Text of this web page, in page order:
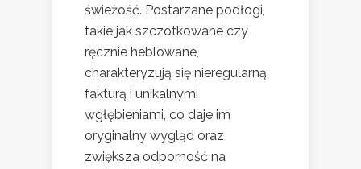
świeżość. Postarzane podłogi,
takie jak szczotkowane czy
ręcznie heblowane,
charakteryzują się nieregularną
fakturą i unikalnymi
wgłębieniami, co daje im
oryginalny wygląd oraz
zwiększa odporność na